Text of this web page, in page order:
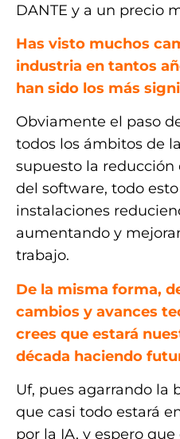
DANTE y a un precio
Has visto muchos
industria en tantos
han sido los más
Obviamente el paso
todos los ámbitos de
supuesto la
del software, todo
instalaciones
aumentando y
trabajo.
De la misma forma,
cambios y avances
crees que estará
década haciendo
Uf, pues agarrando la
que casi todo estará
por la IA, y espero